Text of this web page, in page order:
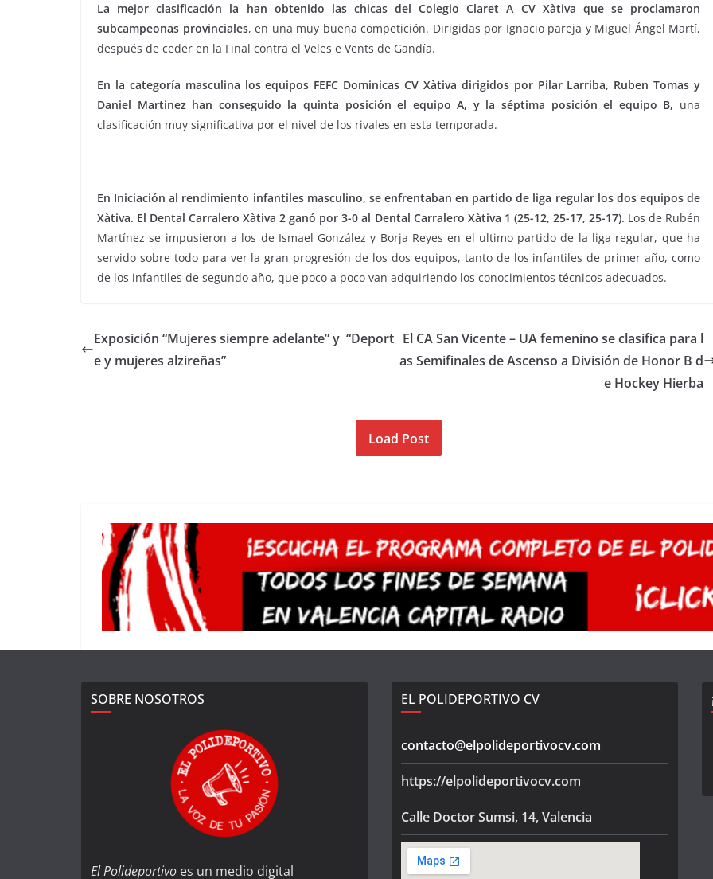
La mejor clasificación la han obtenido las chicas del Colegio Claret A CV Xàtiva que se proclamaron
subcampeonas provinciales, en una muy buena competición. Dirigidas por Ignacio pareja y Miguel Ángel Martí,
después de ceder en la Final contra el Veles e Vents de Gandía.
En la categoría masculina los equipos FEFC Dominicas CV Xàtiva dirigidos por Pilar Larriba, Ruben Tomas y
Daniel Martinez han conseguido la quinta posición el equipo A, y la séptima posición el equipo B, una
clasificación muy significativa por el nivel de los rivales en esta temporada.
En Iniciación al rendimiento infantiles masculino, se enfrentaban en partido de liga regular los dos equipos de
Xàtiva. El Dental Carralero Xàtiva 2 ganó por 3-0 al Dental Carralero Xàtiva 1 (25-12, 25-17, 25-17). Los de Rubén
Martínez se impusieron a los de Ismael González y Borja Reyes en el ultimo partido de la liga regular, que ha
servido sobre todo para ver la gran progresión de los dos equipos, tanto de los infantiles de primer año, como
de los infantiles de segundo año, que poco a poco van adquiriendo los conocimientos técnicos adecuados.
Exposición “Mujeres siempre adelante” y “Deport
e y mujeres alzireñas”
El CA San Vicente – UA femenino se clasifica para l
as Semifinales de Ascenso a División de Honor B d
e Hockey Hierba
Load Post
SOBRE NOSOTROS
El Polideportivo es un medio digital
EL POLIDEPORTIVO CV
contacto@elpolideportivocv.com
https://elpolideportivocv.com
Calle Doctor Sumsi, 14, Valencia